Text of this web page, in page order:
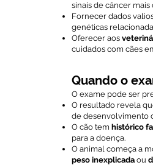
sinais de câncer
Fornecer dados
genéticas
Oferecer aos
cuidados com cães
Quando o
O exame pode ser
O resultado revela
de desenvolvimento
O cão tem histórico
para a doença.
O animal começa a
peso inexplicada ou